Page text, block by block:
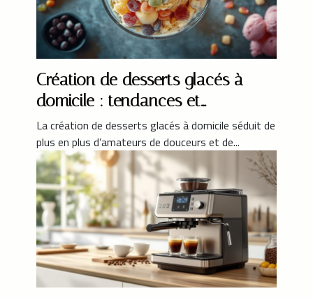
Création de desserts glacés à
domicile : tendances et
innovations
La création de desserts glacés à domicile séduit de
plus en plus d’amateurs de douceurs et de...